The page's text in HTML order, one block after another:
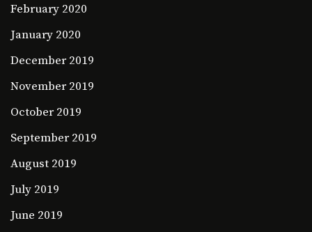
February 2020
January 2020
December 2019
November 2019
October 2019
September 2019
August 2019
July 2019
June 2019